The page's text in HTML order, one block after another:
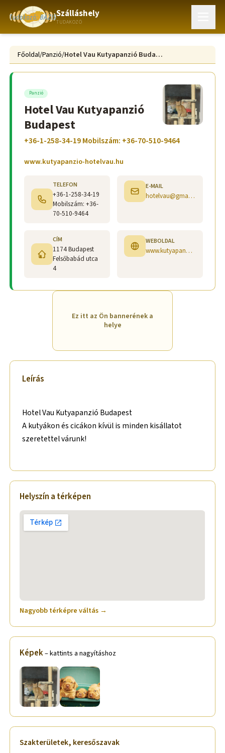
Szálláshely
TUDAKOZÓ
Főoldal/Panzió/ Hotel Vau Kutyapanzió Budapest
Panzió
Hotel Vau Kutyapanzió
Budapest
+36-1-258-34-19 Mobilszám: +36-70-510-9464
www.kutyapanzio-hotelvau.hu
TELEFON
+36-1-258-34-19
Mobilszám: +36-
70-510-9464
E-MAIL
hotelvau@gmail.com
CÍM
1174 Budapest
Felsőbabád utca
4
WEBOLDAL
www.kutyapanzio-hotelvau.hu
Ez itt az Ön bannerének a
helye
Leírás
Hotel Vau Kutyapanzió Budapest
A kutyákon és cicákon kívül is minden kisállatot
szeretettel várunk!
Helyszín a térképen
Nagyobb térképre váltás →
Képek– kattints a nagyításhoz
Szakterületek, keresőszavak